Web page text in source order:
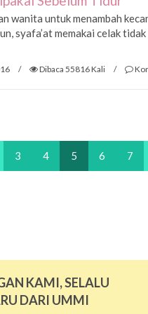
wanita untuk menambah
syafa’at memakai celak
/ Dibaca 55816 Kali /
3 4 5 6 7
KAMI, SELALU
DARI UMMI